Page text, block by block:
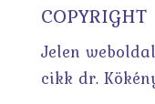
COPYRIGHT
Jelen
cikk dr.